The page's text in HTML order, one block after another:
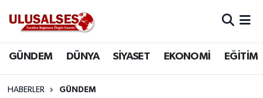
GÜNDEM DÜNYA SİYASET EKONOMİ EĞİTİM
HABERLER GÜNDEM
DÜNYA
Trafik Durumu